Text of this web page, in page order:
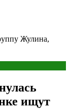
Жулина,
ищут